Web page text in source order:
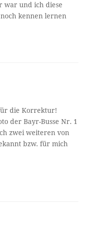
war und ich diese
kennen lernen
die Korrektur!
der Bayr-Busse Nr. 1
zwei weiteren von
bzw. für mich